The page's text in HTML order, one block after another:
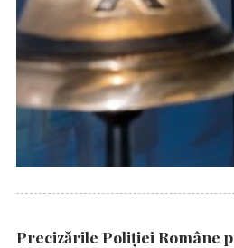
Precizările Poliţiei Române